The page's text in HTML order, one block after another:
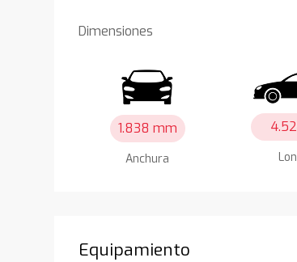
Dimensiones
1.838 mm
Anchura
Equipamiento